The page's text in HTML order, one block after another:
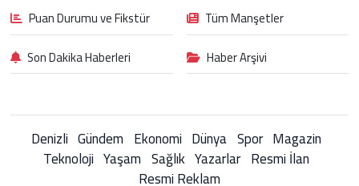
Puan Durumu ve Fikstür
Tüm Manşetler
Son Dakika Haberleri
Haber Arşivi
Denizli Gündem Ekonomi Dünya Spor Magazin
Teknoloji Yaşam Sağlık Yazarlar Resmi İlan
Resmi Reklam